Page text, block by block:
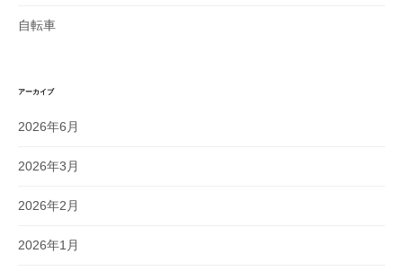
自転車
アーカイブ
2026年6月
2026年3月
2026年2月
2026年1月